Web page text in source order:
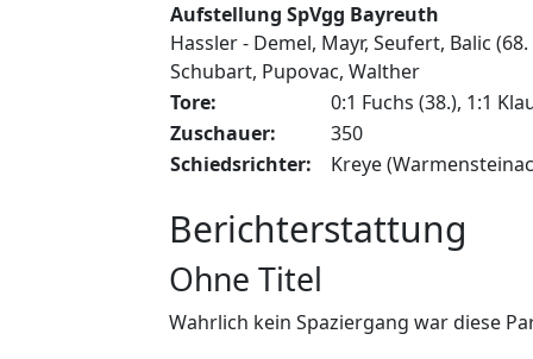
Aufstellung SpVgg Bayreuth
Hassler - Demel, Mayr, Seufert, Balic
Schubart, Pupovac, Walther
Tore:
0:1 Fuchs (38.), 1:1
Zuschauer:
350
Schiedsrichter:
Kreye
Berichterstattung
Ohne Titel
Wahrlich kein Spaziergang war diese